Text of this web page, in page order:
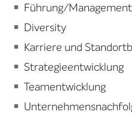
Führung/Management
Diversity
Karriere und
Strategieentwicklung
Teamentwicklung